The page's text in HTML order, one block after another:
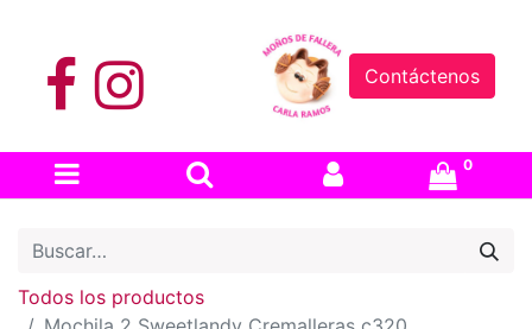
Contáctenos
0
Todos los productos